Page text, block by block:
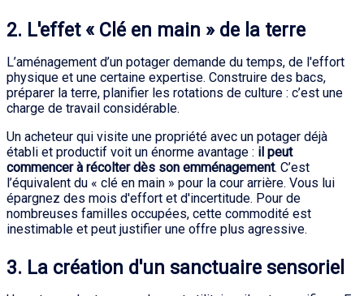
2. L'effet « Clé en main » de la terre
L’aménagement d’un potager demande du temps, de l'effort
physique et une certaine expertise. Construire des bacs,
préparer la terre, planifier les rotations de culture : c’est une
charge de travail considérable.
Un acheteur qui visite une propriété avec un potager déjà
établi et productif voit un énorme avantage : il peut
commencer à récolter dès son emménagement. C’est
l’équivalent du « clé en main » pour la cour arrière. Vous lui
épargnez des mois d'effort et d'incertitude. Pour de
nombreuses familles occupées, cette commodité est
inestimable et peut justifier une offre plus agressive.
3. La création d'un sanctuaire sensoriel